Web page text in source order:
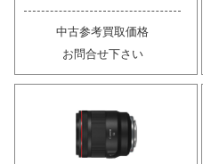
中古参考買取価格
お問合せ下さい